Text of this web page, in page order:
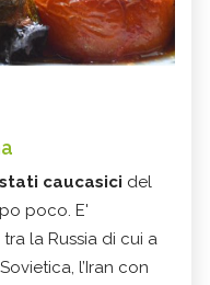
stati caucasici del
poco. E'
tra la Russia di cui a
l’Iran con